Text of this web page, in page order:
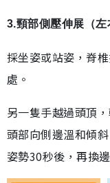
3.頸部側壓伸展（左
採坐姿或站姿，脊
處。
另一隻手越過頭頂
頭部向側邊溫和傾
姿勢30秒後，再換